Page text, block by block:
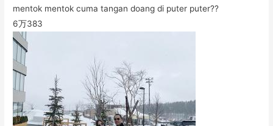
mentok mentok cuma tangan doang di puter puter??
6万383